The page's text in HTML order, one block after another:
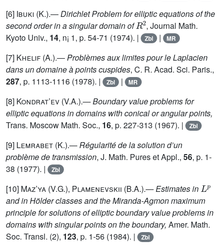
[6] Ibuki (K.).—Dirichlet Problem for elliptic equations of the
second order in a singular domain of
R2
, Journal Math.
Kyoto Univ., 14, n¡ 1, p. 54-71 (1974). | Zbl | MR
[7] Khelif (A.).—Problèmes aux limites pour le Laplacien
dans un domaine à points cuspides, C. R. Acad. Sci. Paris.,
287, p. 1113-1116 (1978). | Zbl | MR
[8] Kondrat’ev (V.A.).—Boundary value problems for
elliptic equations in domains with conical or angular points,
Trans. Moscow Math. Soc., 16, p. 227-313 (1967). | Zbl
[9] Lemrabet (K.).—Régularité de la solution d’un
problème de transmission, J. Math. Pures et Appl., 56, p. 1-
38 (1977). |
Zbl
[10] Maz’ya (V.G.), Plamenevskii (B.A.).—Estimates in
and in Hölder classes and the Miranda-Agmon maximum
principle for solutions of elliptic boundary value problems in
domains with singular points on the boundary, Amer. Math.
Soc. Transl. (2), 123, p. 1-56 (1984). | Zbl